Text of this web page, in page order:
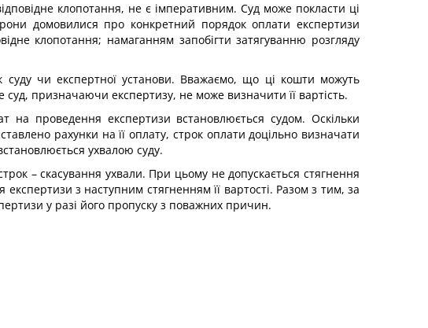
клопотання, не є імперативним. Суд може покласти ці
домовилися про конкретний порядок оплати експертизи
клопотання; намаганням запобігти затягуванню розгляду
чи експертної установи. Вважаємо, що ці кошти можуть
призначаючи експертизу, не може визначити її вартість.
на проведення експертизи встановлюється судом. Оскільки
рахунки на її оплату, строк оплати доцільно визначати
ухвалою суду.
– скасування ухвали. При цьому не допускається стягнення
з наступним стягненням її вартості. Разом з тим, за
у разі його пропуску з поважних причин.